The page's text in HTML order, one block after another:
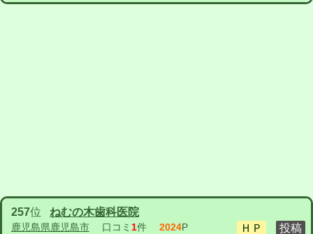
257位 ねむの木歯科医院
鹿児島県鹿児島市 口コミ 1件 2024P